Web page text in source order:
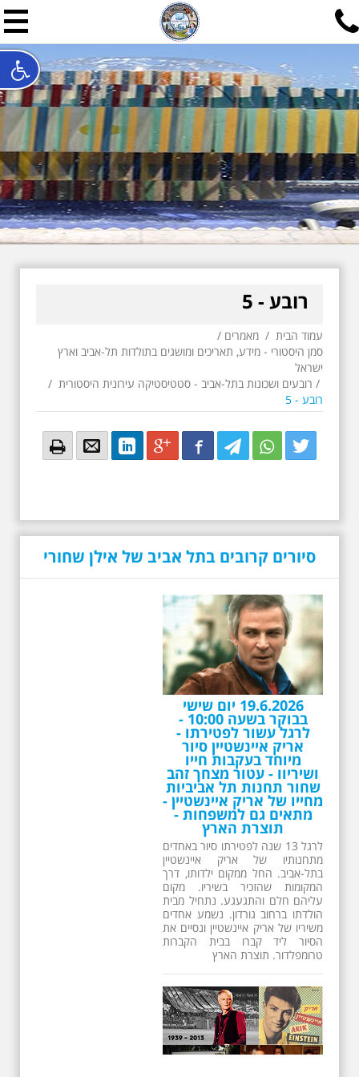
תל אביב שלי
תיור ישראלי בעריכת אילן
האתר המרכזי להיסטוריה של תל אביב ותולדות ארץ ישראל -
חייגו עכשיו:052-7747748
שלחו פנייה:ilan@mytelaviv.co.il
English עברית צור קשר
רובע - 5
עמוד הבית / מאמרים /
סמן היסטורי - מידע, תאריכים ומושגים בתולדות תל-אביב וארץ
ישראל
/ רובעים ושכונות בתל-אביב - סטטיסטיקה עירונית היסטורית /
רובע - 5
Twitter
Twitter
Twitter
Facebook
Google+
LinkedIn
Email
Email
סיורים קרובים בתל אביב של אילן שחורי
19.6.2026 יום שישי
בבוקר בשעה 10:00 -
לרגל עשור לפטירתו -
אריק איינשטיין סיור
מיוחד בעקבות חייו
ושיריוו - עטור מצחך זהב
שחור תחנות תל אביביות
מחייו של אריק איינשטיין -
מתאים גם למשפחות -
תוצרת הארץ
לרגל 13 שנה לפטירתו סיור באחדים
מתחנותיו של אריק איינשטיין
בתל-אביב. החל ממקום ילדותו, דרך
המקומות שהזכיר בשיריו. מקום
עליהם חלם והתגעגע. נתחיל מבית
הולדתו ברחוב גורדון. נשמע אחדים
משיריו של אריק איינשטיין ונסיים את
הסיור ליד קברו בבית הקברות
טרומפלדור. תוצרת הארץ